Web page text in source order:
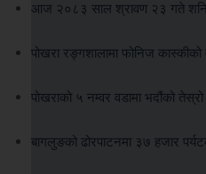
आज २०८३ साल श्रावण २३ गते
पोखरा रङ्गशालामा फोनिज कास्कीको
पोखराको ५ नम्वर वडामा भदौंको
बागलुङको ढोरपाटनमा ३७ हजार